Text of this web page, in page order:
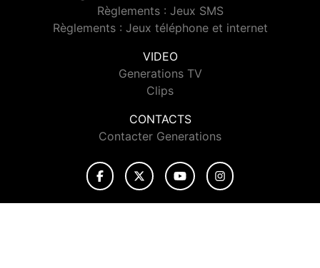
Règlements : Jeux SMS
Règlements : Jeux téléphone et internet
VIDEO
Generations TV
Clips
CONTACTS
Contacter Generations